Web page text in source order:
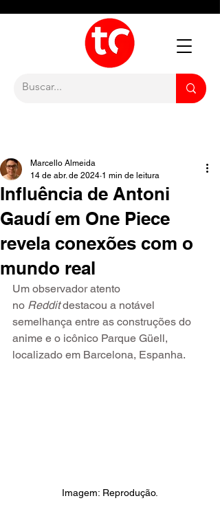
Influência de Antoni
Gaudí em One Piece
revela conexões com o
mundo real
Marcello Almeida
14 de abr. de 2024 1 min de leitura
Um observador atento
no Reddit destacou a notável
semelhança entre as construções do
anime e o icônico Parque Güell,
localizado em Barcelona, Espanha.
Imagem: Reprodução.